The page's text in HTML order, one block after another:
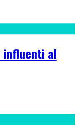
influenti al